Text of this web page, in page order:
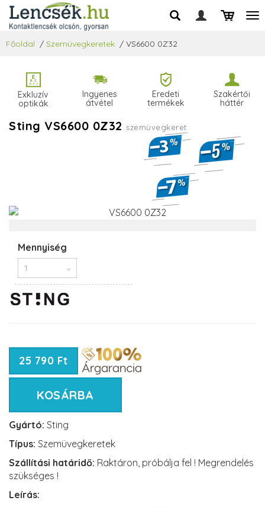
Főoldal / Szemüvegkeretek / VS6600 0Z32
Exkluzív
optikák
Ingyenes
átvétel
Eredeti
termékek
Szakértői
háttér
Sting VS6600 0Z32 szemüvegkeret
Mennyiség
25 790 Ft
KOSÁRBA
Gyártó: Sting
Típus: Szemüvegkeretek
Szállítási határidő: Raktáron, próbálja fel ! Megrendelés
szükséges !
Leírás: